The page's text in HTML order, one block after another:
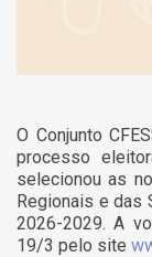
O Conjunto
processo
selecionou as
Regionais e das
2026-2029. A
19/3 pelo site